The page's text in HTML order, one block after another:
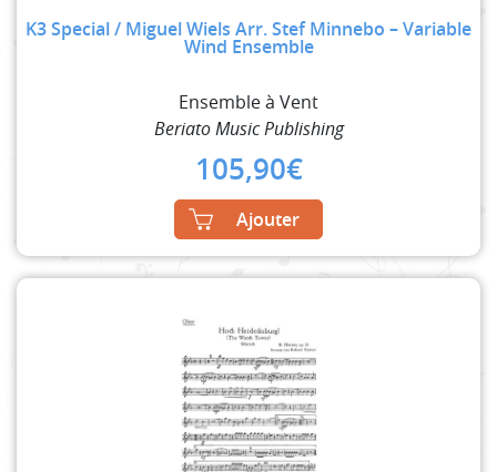
K3 Special / Miguel Wiels Arr. Stef Minnebo – Variable
Wind Ensemble
Ensemble à Vent
Beriato Music Publishing
105,90€
Ajouter